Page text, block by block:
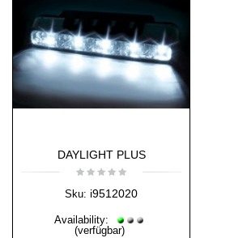
DAYLIGHT PLUS
Sku: i9512020
Availability:
(verfügbar)